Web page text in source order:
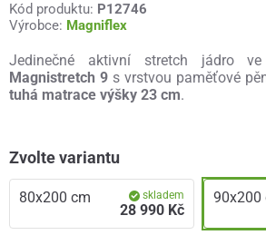
Kód produktu: P12746
Výrobce: Magniflex
Jedinečné aktivní stretch jádro
Magnistretch 9 s vrstvou paměťové
tuhá matrace výšky 23 cm.
Zvolte variantu
80x200 cm skladem
28 990 Kč
90x200